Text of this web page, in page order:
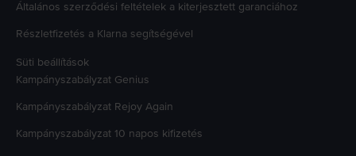
Általános szerződési feltételek a kiterjesztett garanciához
Részletfizetés a Klarna segítségével
Süti beállítások
Kampányszabályzat Genius
Kampányszabályzat Rejoy Again
Kampányszabályzat 10 napos kifizetés